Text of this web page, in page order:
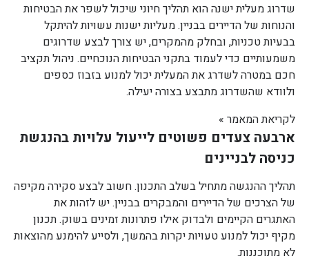
שדרוג מעלית ישנה הוא תהליך חיוני שיכול לשפר את הבטיחות
והנוחות של הדיירים בבניין. מעליות ישנות עשויות להיתקל
בבעיות טכניות, ובחלק מהמקרים, יש צורך לבצע שדרוגים
משמעותיים כדי לעמוד בתקני הבטיחות הנוכחיים. ניהול תקציב
חכם במטרה לשדרג את המעלית יכול למנוע בזבוז כספים
ולוודא שהשדרוג מתבצע בצורה יעילה.
לקריאת המאמר »
ארבעה צעדים פשוטים לייעול עלויות בהנגשת
כניסה לבניינים
תהליך ההנגשה מתחיל בשלב התכנון. חשוב לבצע סקירה מקיפה
של הצרכים של הדיירים והמבקרים בבניין. יש לזהות את
האתגרים הקיימים ולבדוק אילו פתרונות זמינים בשוק. תכנון
מקיף יכול למנוע טעויות יקרות בהמשך, ולסייע להימנע מהוצאות
לא מתוכננות.